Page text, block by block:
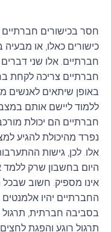
חסר בכישורים
כישורים כאלו, או מבעיה
חברתיים. אלו שני
חברתיים צריכה לקחת
באופן שיתאים לאנשים
ללמוד ליישם אותם
חברתיים הם יכולת
נפרד מהיכולת להגיע
אלו. לכן, גישות
היום בחשבון שרק ללמד
אינו מספיק. חשוב
החברתיים יהיו
בסביבה חברתית,
תרגול רוגע והפגת